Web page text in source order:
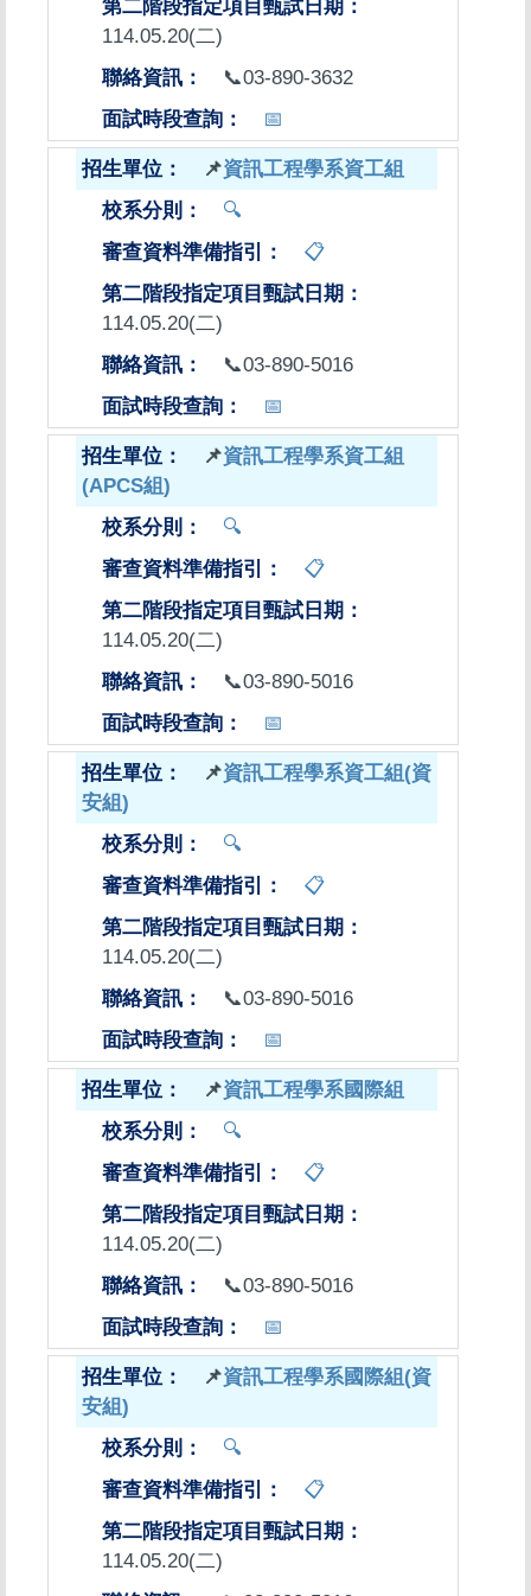
114.05.20(二)
📞03-890-3632
📅
📌資訊工程學系資工組
🔍
📋
114.05.20(二)
📞03-890-5016
📅
📌資訊工程學系資工組
(APCS組)
🔍
📋
114.05.20(二)
📞03-890-5016
📅
📌資訊工程學系資工組(資
安組)
🔍
📋
114.05.20(二)
📞03-890-5016
📅
📌資訊工程學系國際組
🔍
📋
114.05.20(二)
📞03-890-5016
📅
📌資訊工程學系國際組(資
安組)
🔍
📋
114.05.20(二)